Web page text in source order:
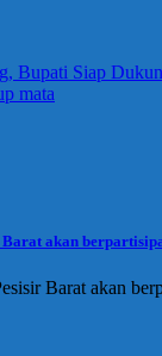
Bupati Siap
mata
akan
Barat akan